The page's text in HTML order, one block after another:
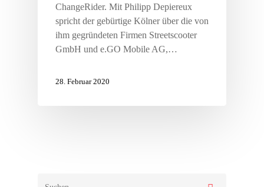
ChangeRider. Mit Philipp Depiereux
spricht der gebürtige Kölner über die von
ihm gegründeten Firmen Streetscooter
GmbH und e.GO Mobile AG,…
28. Februar 2020